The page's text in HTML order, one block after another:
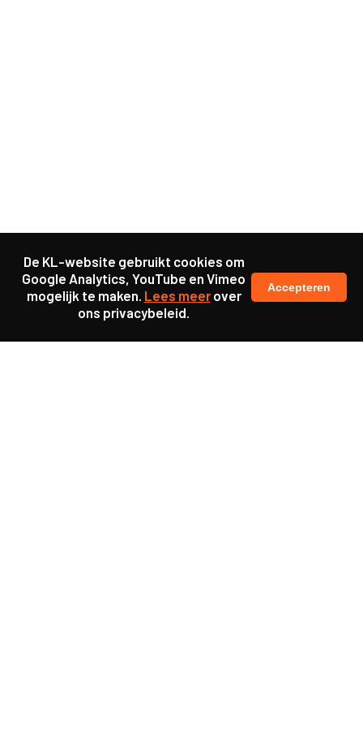
De KL-website gebruikt cookies om
Google Analytics, YouTube en Vimeo
mogelijk te maken. Lees meerover
ons privacybeleid.
Accepteren